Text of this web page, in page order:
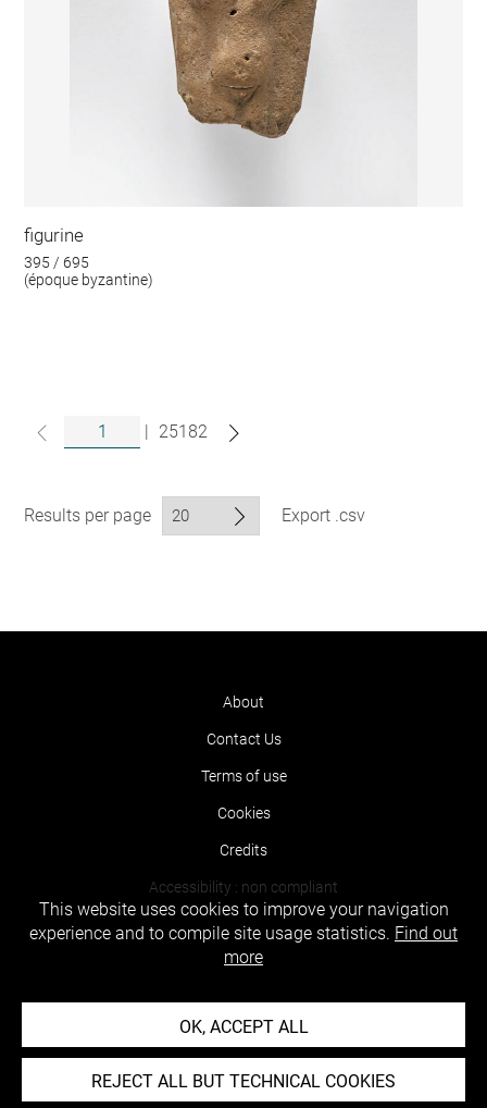
figurine
395 / 695
(époque byzantine)
| 25182
Results per page Export .csv
About
Contact Us
Terms of use
Cookies
Credits
Accessibility : non compliant
This website uses cookies to improve your navigation
experience and to compile site usage statistics. Find out
more
OK, ACCEPT ALL
REJECT ALL BUT TECHNICAL COOKIES